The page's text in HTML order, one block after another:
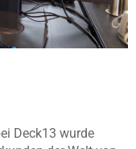
Deck13 wurde